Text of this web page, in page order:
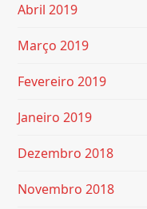
Abril 2019
Março 2019
Fevereiro 2019
Janeiro 2019
Dezembro 2018
Novembro 2018